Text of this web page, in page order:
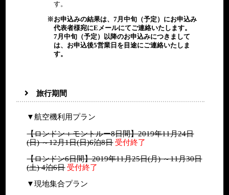
す。
お申込みの結果は、7月中旬（予定）にお申込み
代表者様宛にEメールにてご連絡いたします。
7月中旬（予定）以降のお申込みにつきまして
は、お申込後5営業日を目途にご連絡いたしま
す。
旅行期間
▼航空機利用プラン
【ロンドン＋モントルー8日間】2019年11月24日
(日) ～12月1日(日)6泊8日 受付終了
【ロンドン6日間】2019年11月25日(月) ～11月30日
(土) 4泊6日 受付終了
▼現地集合プラン